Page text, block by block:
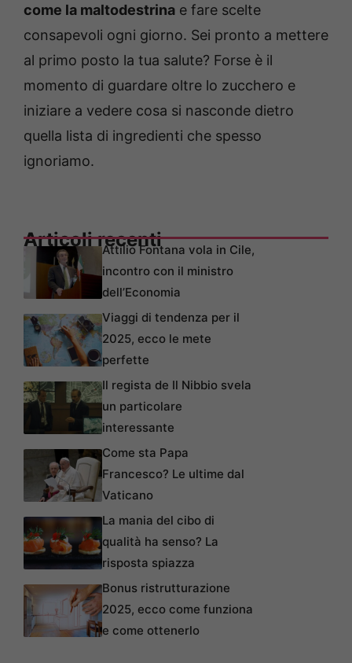
come la maltodestrina e fare scelte
consapevoli ogni giorno. Sei pronto a mettere
al primo posto la tua salute? Forse è il
momento di guardare oltre lo zucchero e
iniziare a vedere cosa si nasconde dietro
quella lista di ingredienti che spesso
ignoriamo.
Articoli recentiAttilio Fontana vola in Cile,
incontro con il ministro
dell’Economia
Viaggi di tendenza per il
2025, ecco le mete
perfette
Il regista de Il Nibbio svela
un particolare
interessante
Come sta Papa
Francesco? Le ultime dal
Vaticano
La mania del cibo di
qualità ha senso? La
risposta spiazza
Bonus ristrutturazione
2025, ecco come funziona
e come ottenerlo